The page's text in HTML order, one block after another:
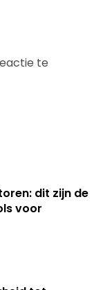
te
dit zijn de
voor